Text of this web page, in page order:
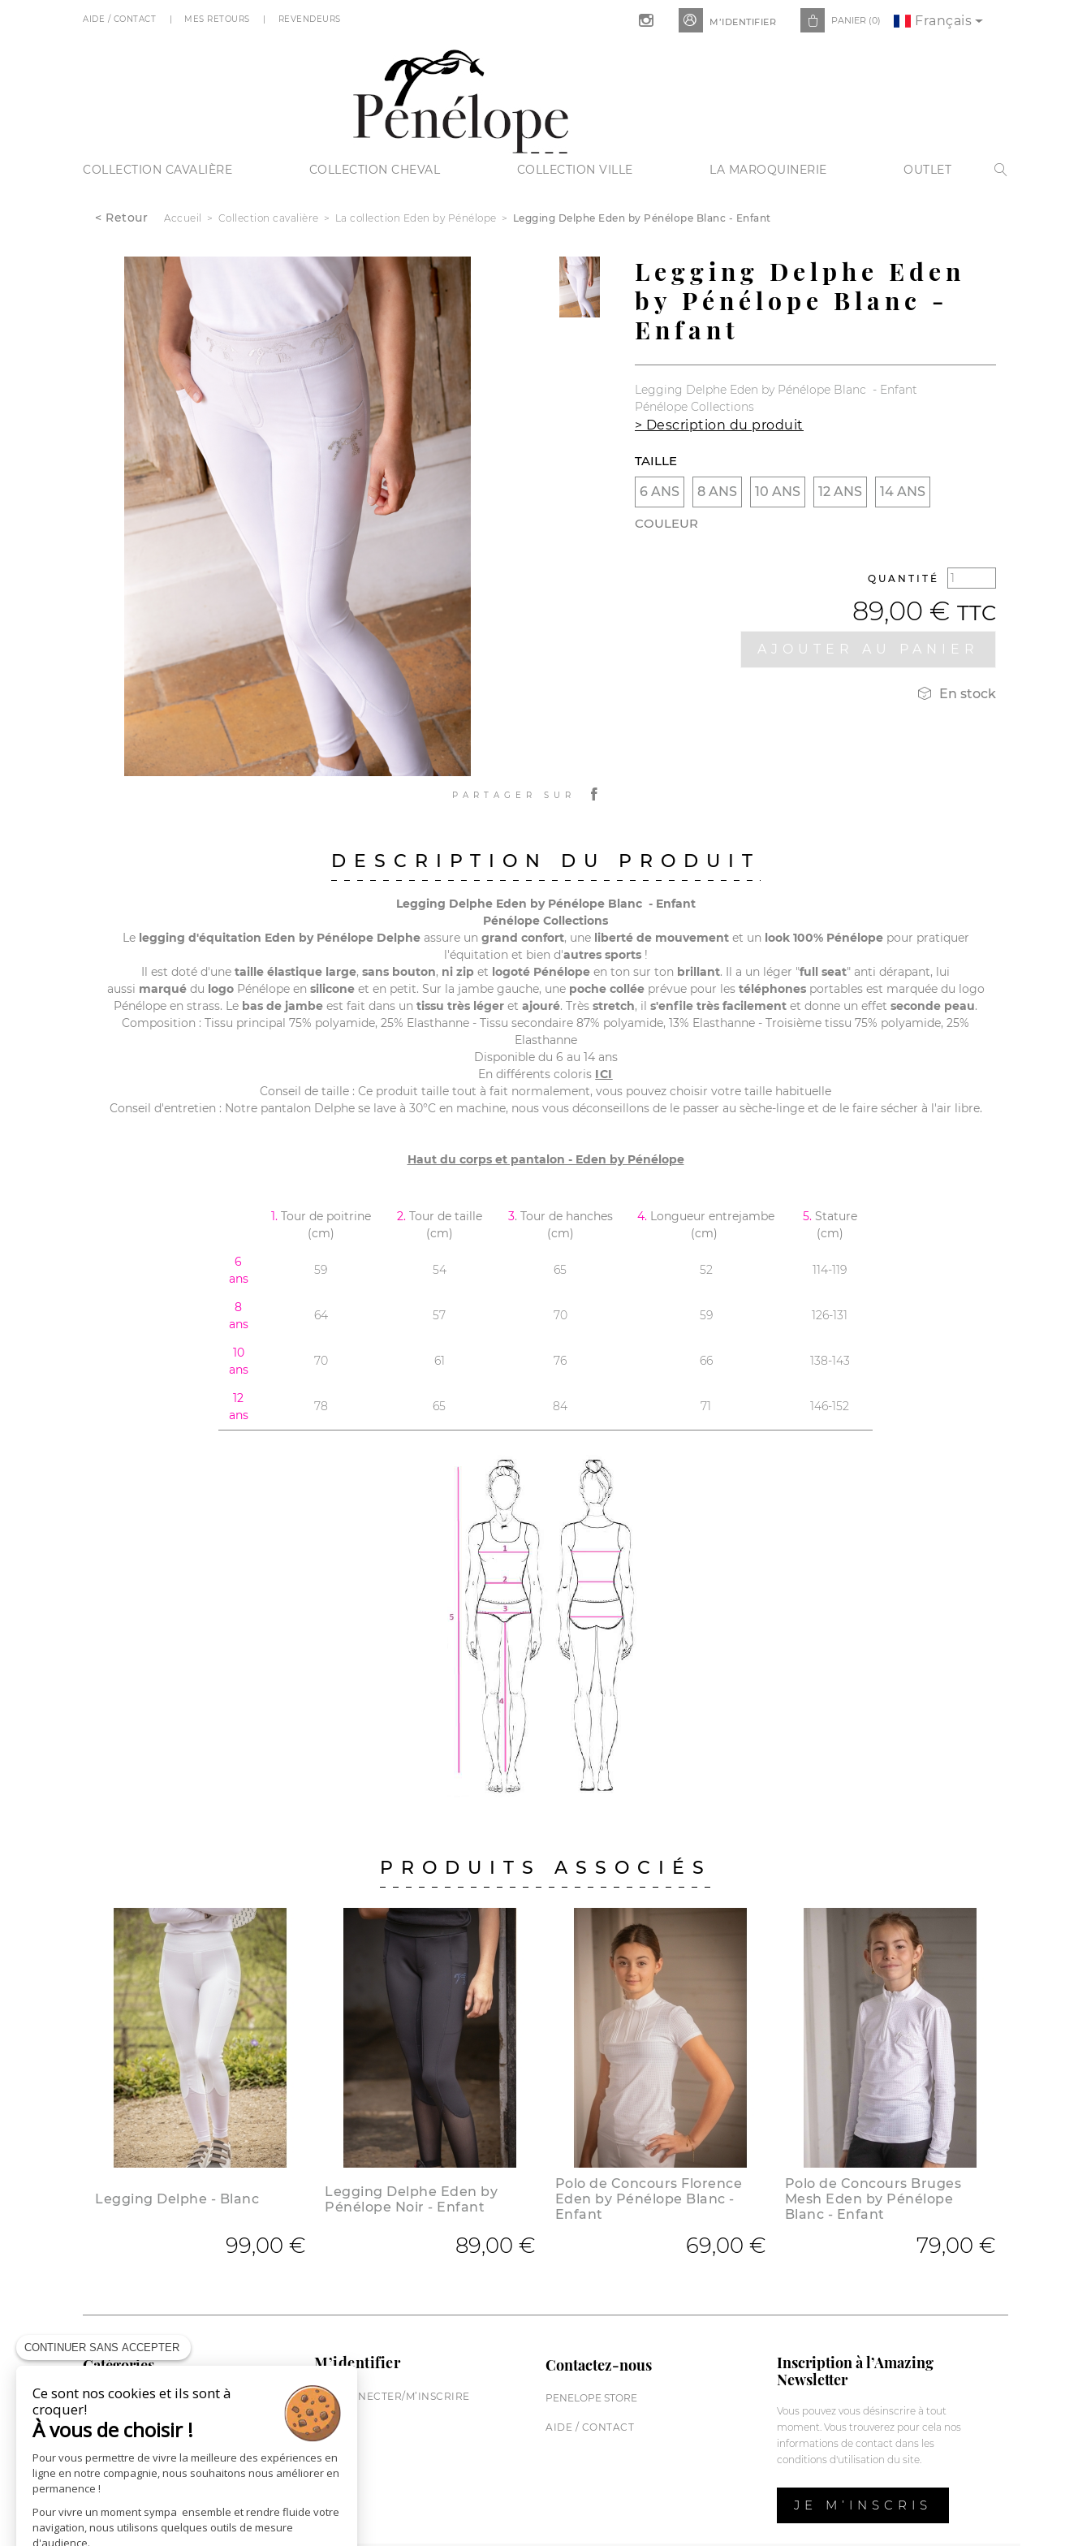
 M’IDENTIFIER  PANIER (0)
AIDE / CONTACT MES RETOURS REVENDEURS Français
COLLECTION CAVALIÈRE COLLECTION CHEVAL COLLECTION VILLE LA MAROQUINERIE OUTLET 
< Retour Accueil Collection cavalière La collection Eden by Pénélope Legging Delphe Eden by Pénélope Blanc - Enfant
PARTAGER SUR
Legging Delphe Eden
by Pénélope Blanc -
Enfant
Legging Delphe Eden by Pénélope Blanc - Enfant
Pénélope Collections
> Description du produit
TAILLE
6 ANS
8 ANS 10 ANS 12 ANS 14 ANS
COULEUR
QUANTITÉ
89,00 € TTC
AJOUTER AU PANIER
 En stock
DESCRIPTION DU PRODUIT
Legging Delphe Eden by Pénélope Blanc - Enfant
Pénélope Collections
Le legging d'équitation Eden by Pénélope Delpheassure un grand confort, une liberté de mouvementet un look 100% Pénélopepour pratiquer
l'équitation et bien d'autres sports!
Il est doté d'une taille élastique large, sans bouton, ni zip et logoté Pénélope en ton sur ton brillant. Il a un léger "full seat" anti dérapant, lui
aussi marquédu logoPénélope en siliconeet en petit. Sur la jambe gauche, une poche colléeprévue pour les téléphonesportables est marquée du logo
Pénélope en strass. Le bas de jambe est fait dans un tissu très léger et ajouré. Très stretch, il s'enfile très facilement et donne un effet seconde peau.
Composition : Tissu principal 75% polyamide, 25% Elasthanne - Tissu secondaire 87% polyamide, 13% Elasthanne - Troisième tissu 75% polyamide, 25%
Elasthanne
Disponible du 6 au 14 ans
En différents coloris ICI
Conseil de taille : Ce produit taille tout à fait normalement, vous pouvez choisir votre taille habituelle
Conseil d'entretien : Notre pantalon Delphe se lave à 30°C en machine, nous vous déconseillons de le passer au sèche-linge et de le faire sécher à l'air libre.
Haut du corps et pantalon - Eden by Pénélope
1. Tour de poitrine
(cm)
2. Tour de taille
(cm)
3. Tour de hanches
(cm)
4. Longueur entrejambe
(cm)
5. Stature
(cm)
6
ans
59 54 65 52 114-119
8
ans
64 57 70 59 126-131
10
ans
70 61 76 66 138-143
12
ans
78 65 84 71 146-152
PRODUITS ASSOCIÉS
Legging Delphe - Blanc
99,00 €
Legging Delphe Eden by
Pénélope Noir - Enfant
89,00 €
Polo de Concours Florence
Eden by Pénélope Blanc -
Enfant
69,00 €
Polo de Concours Bruges
Mesh Eden by Pénélope
Blanc - Enfant
79,00 €
Catégories
COLLECTION CAVALIÈRE
COLLECTION CHEVAL
COLLECTION VILLE
ST JAMES X PÉNÉLOPE
LA MAROQUINERIE
M’identifier
ME CONNECTER/M’INSCRIRE
Contactez-nous
PENELOPE STORE
AIDE / CONTACT
Inscription à l’Amazing
Newsletter
Vous pouvez vous désinscrire à tout
moment. Vous trouverez pour cela nos
informations de contact dans les
conditions d'utilisation du site.
JE M’INSCRIS
CONTINUER SANS ACCEPTER
Ce sont nos cookies et ils sont à
croquer!
À vous de choisir !
Pour vous permettre de vivre la meilleure des expériences en
ligne en notre compagnie, nous souhaitons nous améliorer en
permanence !
Pour vivre un moment sympa ensemble et rendre fluide votre
navigation, nous utilisons quelques outils de mesure
d'audience.